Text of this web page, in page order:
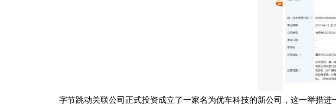
字节跳动关联公司正式投资成立了一家名为优车科技的新公司，这一举措